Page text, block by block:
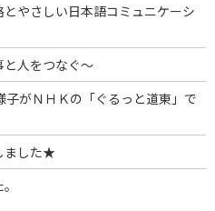
とやさしい日本語コミュニケーシ
人をつなぐ～
がＮＨＫの「ぐるっと道東」で
ました★